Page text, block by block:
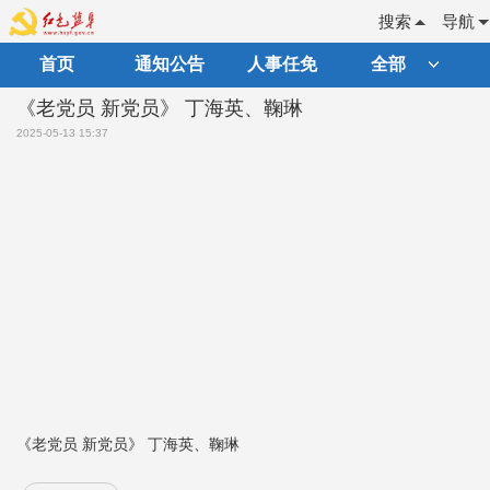
导航
搜索
首页 通知公告 人事任免 全部
《老党员 新党员》 丁海英、鞠琳
2025-05-13 15:37
《老党员 新党员》 丁海英、鞠琳